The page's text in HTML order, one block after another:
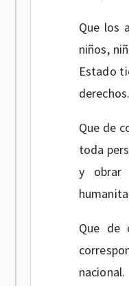
Que los
niños,
Estado
derechos.
Que de
toda
y obrar
Que de
nacional.